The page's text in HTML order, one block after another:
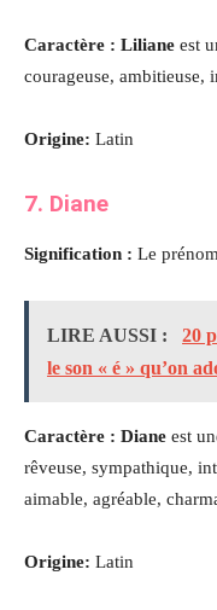
Caractère : Liliane est
courageuse, ambitieuse,
Origine: Latin
7. Diane
Signification : Le prénom
LIRE AUSSI :
20
le son « é » qu’on
Caractère : Diane est
rêveuse, sympathique,
aimable, agréable,
Origine: Latin